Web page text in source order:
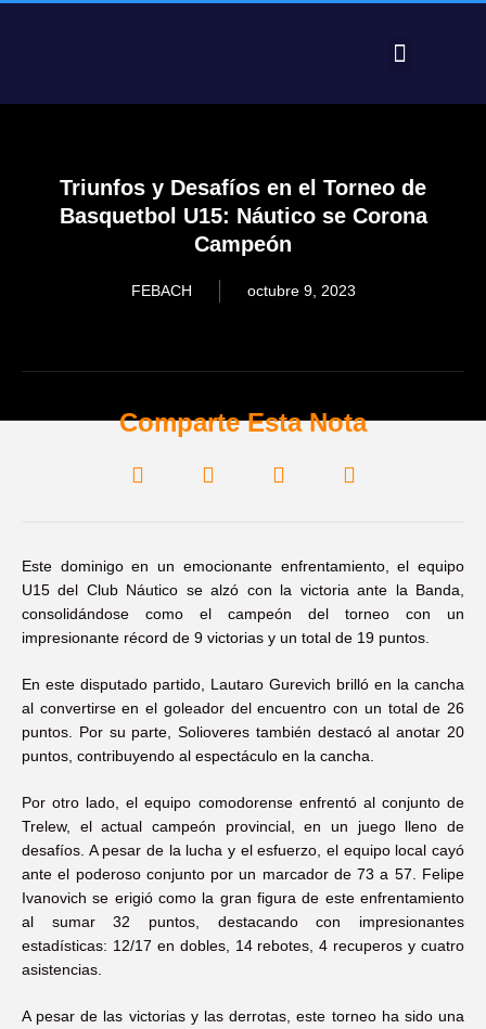
Triunfos y Desafíos en el Torneo de
Basquetbol U15: Náutico se Corona
Campeón
FEBACH octubre 9, 2023
Comparte Esta Nota
Este dominigo en un emocionante enfrentamiento, el equipo
U15 del Club Náutico se alzó con la victoria ante la Banda,
consolidándose como el campeón del torneo con un
impresionante récord de 9 victorias y un total de 19 puntos.
En este disputado partido, Lautaro Gurevich brilló en la cancha
al convertirse en el goleador del encuentro con un total de 26
puntos. Por su parte, Solioveres también destacó al anotar 20
puntos, contribuyendo al espectáculo en la cancha.
Por otro lado, el equipo comodorense enfrentó al conjunto de
Trelew, el actual campeón provincial, en un juego lleno de
desafíos. A pesar de la lucha y el esfuerzo, el equipo local cayó
ante el poderoso conjunto por un marcador de 73 a 57. Felipe
Ivanovich se erigió como la gran figura de este enfrentamiento
al sumar 32 puntos, destacando con impresionantes
estadísticas: 12/17 en dobles, 14 rebotes, 4 recuperos y cuatro
asistencias.
A pesar de las victorias y las derrotas, este torneo ha sido una